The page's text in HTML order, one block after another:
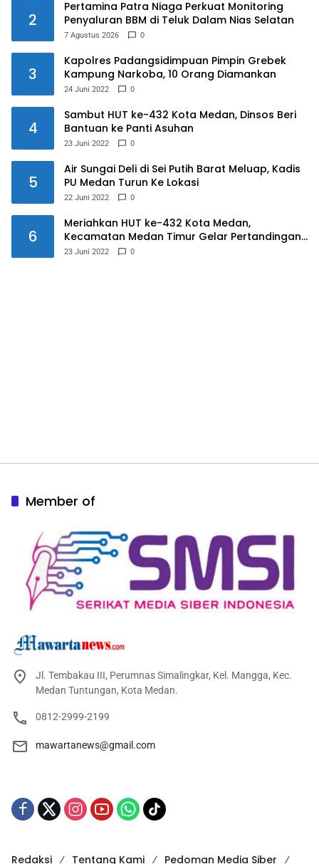
2
Pertamina Patra Niaga Perkuat Monitoring
Penyaluran BBM di Teluk Dalam Nias Selatan
7 Agustus 2026 0
3
Kapolres Padangsidimpuan Pimpin Grebek
Kampung Narkoba, 10 Orang Diamankan
24 Juni 2022 0
4
Sambut HUT ke-432 Kota Medan, Dinsos Beri
Bantuan ke Panti Asuhan
23 Juni 2022 0
5
Air Sungai Deli di Sei Putih Barat Meluap, Kadis
PU Medan Turun Ke Lokasi
22 Juni 2022 0
6
Meriahkan HUT ke-432 Kota Medan,
Kecamatan Medan Timur Gelar Pertandingan
Futsal
23 Juni 2022 0
Member of
Jl. Tembakau III, Perumnas Simalingkar, Kel. Mangga, Kec.
Medan Tuntungan, Kota Medan.
0812-2999-2199
mawartanews@gmail.com
Redaksi Tentang Kami Pedoman Media Siber